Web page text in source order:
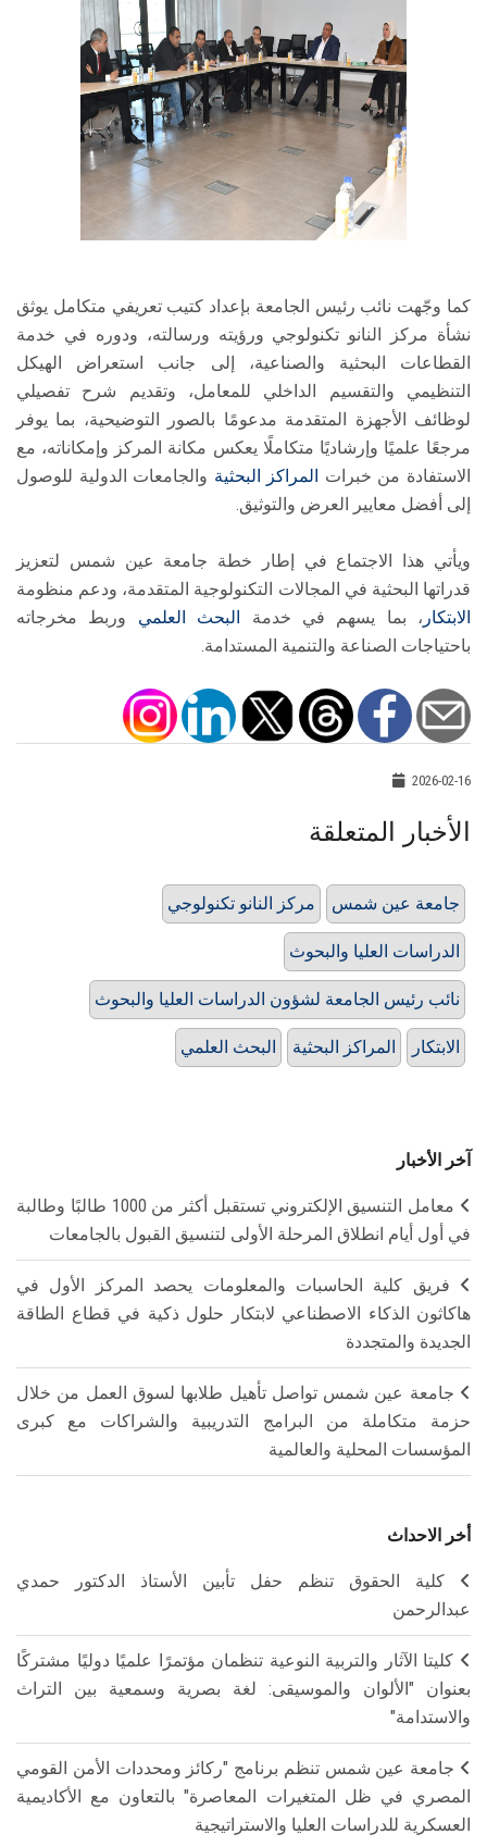
كما وجّهت نائب رئيس الجامعة بإعداد كتيب تعريفي متكامل يوثق
نشأة مركز النانو تكنولوجي ورؤيته ورسالته، ودوره في خدمة
القطاعات البحثية والصناعية، إلى جانب استعراض الهيكل
التنظيمي والتقسيم الداخلي للمعامل، وتقديم شرح تفصيلي
لوظائف الأجهزة المتقدمة مدعومًا بالصور التوضيحية، بما يوفر
مرجعًا علميًا وإرشاديًا متكاملًا يعكس مكانة المركز وإمكاناته، مع
الاستفادة من خبرات
المراكز البحثية والجامعات الدولية للوصول
إلى أفضل معايير العرض والتوثيق.
ويأتي هذا الاجتماع في إطار خطة جامعة عين شمس لتعزيز
قدراتها البحثية في المجالات التكنولوجية المتقدمة، ودعم منظومة
الابتكار ، بما يسهم في خدمة البحث العلمي وربط مخرجاته
باحتياجات الصناعة والتنمية المستدامة.
2026-02-16
الأخبار المتعلقة
مركز النانو تكنولوجي جامعة عين شمس
الدراسات العليا والبحوث
نائب رئيس الجامعة لشؤون الدراسات العليا والبحوث
البحث العلمي المراكز البحثية الابتكار
آخر الأخبار
معامل التنسيق الإلكتروني تستقبل أكثر من 1000 طالبًا وطالبة
في أول أيام انطلاق المرحلة الأولى لتنسيق القبول بالجامعات
فريق كلية الحاسبات والمعلومات يحصد المركز الأول في
هاكاثون الذكاء الاصطناعي لابتكار حلول ذكية في قطاع الطاقة
الجديدة والمتجددة
جامعة عين شمس تواصل تأهيل طلابها لسوق العمل من خلال
حزمة متكاملة من البرامج التدريبية والشراكات مع كبرى
المؤسسات المحلية والعالمية
أخر الاحداث
كلية الحقوق تنظم حفل تأبين الأستاذ الدكتور حمدي
عبدالرحمن
كليتا الآثار والتربية النوعية تنظمان مؤتمرًا علميًا دوليًا مشتركًا
بعنوان "الألوان والموسيقى: لغة بصرية وسمعية بين التراث
والاستدامة"
جامعة عين شمس تنظم برنامج "ركائز ومحددات الأمن القومي
المصري في ظل المتغيرات المعاصرة" بالتعاون مع الأكاديمية
العسكرية للدراسات العليا والاستراتيجية